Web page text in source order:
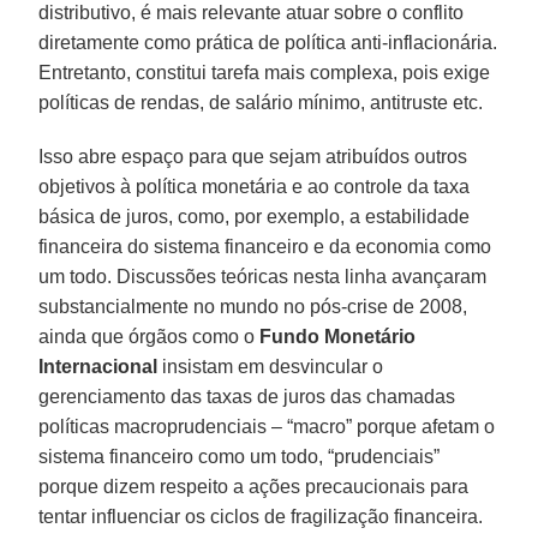
distributivo, é mais relevante atuar sobre o conflito
diretamente como prática de política anti-inflacionária.
Entretanto, constitui tarefa mais complexa, pois exige
políticas de rendas, de salário mínimo, antitruste etc.
Isso abre espaço para que sejam atribuídos outros
objetivos à política monetária e ao controle da taxa
básica de juros, como, por exemplo, a estabilidade
financeira do sistema financeiro e da economia como
um todo. Discussões teóricas nesta linha avançaram
substancialmente no mundo no pós-crise de 2008,
ainda que órgãos como o Fundo Monetário
Internacional insistam em desvincular o
gerenciamento das taxas de juros das chamadas
políticas macroprudenciais – “macro” porque afetam o
sistema financeiro como um todo, “prudenciais”
porque dizem respeito a ações precaucionais para
tentar influenciar os ciclos de fragilização financeira.